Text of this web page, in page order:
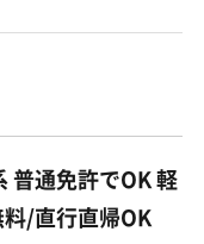
普通免許でOK 軽
/直行直帰OK